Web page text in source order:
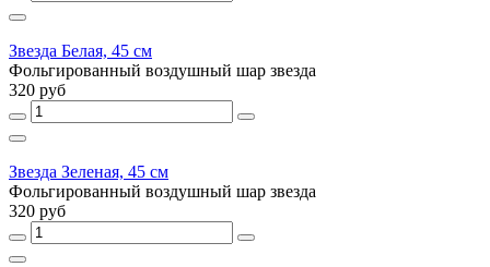
Звезда Белая, 45 см
Фольгированный воздушный шар звезда
320 руб
Звезда Зеленая, 45 см
Фольгированный воздушный шар звезда
320 руб